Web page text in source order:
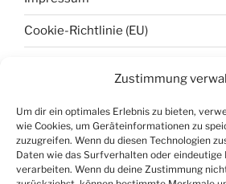
Zustimmung
Um dir ein optimales Erlebnis zu bieten,
wie Cookies, um Geräteinformationen zu
zuzugreifen. Wenn du diesen Technologien
Daten wie das Surfverhalten oder eindeutige
verarbeiten. Wenn du deine Zustimmung
Cookie-Richtlinie (EU)
Anmelden
Eintrags-Feed